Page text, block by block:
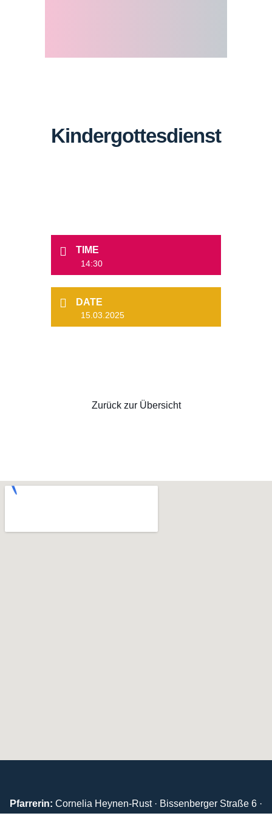
Kindergottesdienst
TIME
14:30
DATE
15.03.2025
Zurück zur Übersicht
Pfarrerin: Cornelia Heynen-Rust · Bissenberger Straße 6 ·